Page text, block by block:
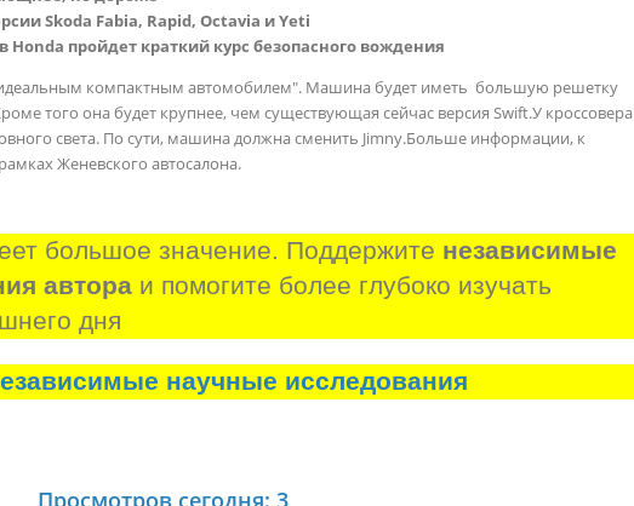
Skoda Fabia, Rapid, Octavia и Yeti
Honda пройдет краткий курс безопасного вождения
компактным автомобилем". Машина будет иметь большую решетку
того она будет крупнее, чем существующая сейчас версия Swift.У кроссовера
света. По сути, машина должна сменить Jimny.Больше информации, к
Женевского автосалона.
большое значение. Поддержите независимые
автора и помогите более глубоко изучать
дня
научные исследования